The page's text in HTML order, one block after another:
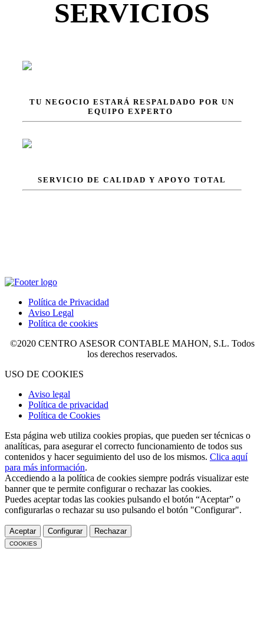
SERVICIOS
Infórmate
TU NEGOCIO ESTARÁ RESPALDADO POR UN
EQUIPO EXPERTO
SERVICIO DE CALIDAD Y APOYO TOTAL
Política de Privacidad
Aviso Legal
Política de cookies
©2020 CENTRO ASESOR CONTABLE MAHON, S.L. Todos
los derechos reservados.
USO DE COOKIES
Aviso legal
Política de privacidad
Política de Cookies
Esta página web utiliza cookies propias, que pueden ser técnicas o
analíticas, para asegurar el correcto funcionamiento de todos sus
contenidos y hacer seguimiento del uso de los mismos. Clica aquí
para más información.
Accediendo a la política de cookies siempre podrás visualizar este
banner que te permite configurar o rechazar las cookies.
Puedes aceptar todas las cookies pulsando el botón “Aceptar” o
configurarlas o rechazar su uso pulsando el botón "Configurar".
Aceptar Configurar Rechazar
COOKIES